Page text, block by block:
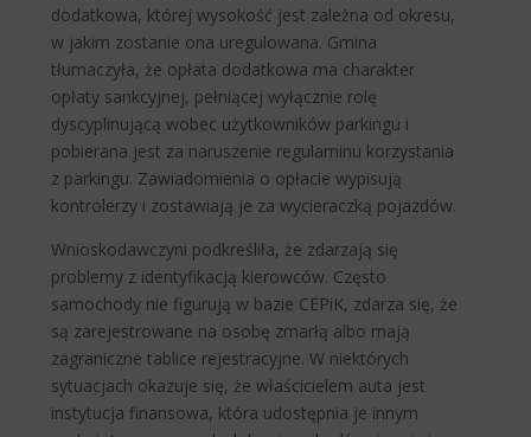
dodatkowa, której wysokość jest zależna od okresu,
w jakim zostanie ona uregulowana. Gmina
tłumaczyła, że opłata dodatkowa ma charakter
opłaty sankcyjnej, pełniącej wyłącznie rolę
dyscyplinującą wobec użytkowników parkingu i
pobierana jest za naruszenie regulaminu korzystania
z parkingu. Zawiadomienia o opłacie wypisują
kontrolerzy i zostawiają je za wycieraczką pojazdów.
Wnioskodawczyni podkreśliła, że zdarzają się
problemy z identyfikacją kierowców. Często
samochody nie figurują w bazie CEPiK, zdarza się, że
są zarejestrowane na osobę zmarłą albo mają
zagraniczne tablice rejestracyjne. W niektórych
sytuacjach okazuje się, że właścicielem auta jest
instytucja finansowa, która udostępnia je innym